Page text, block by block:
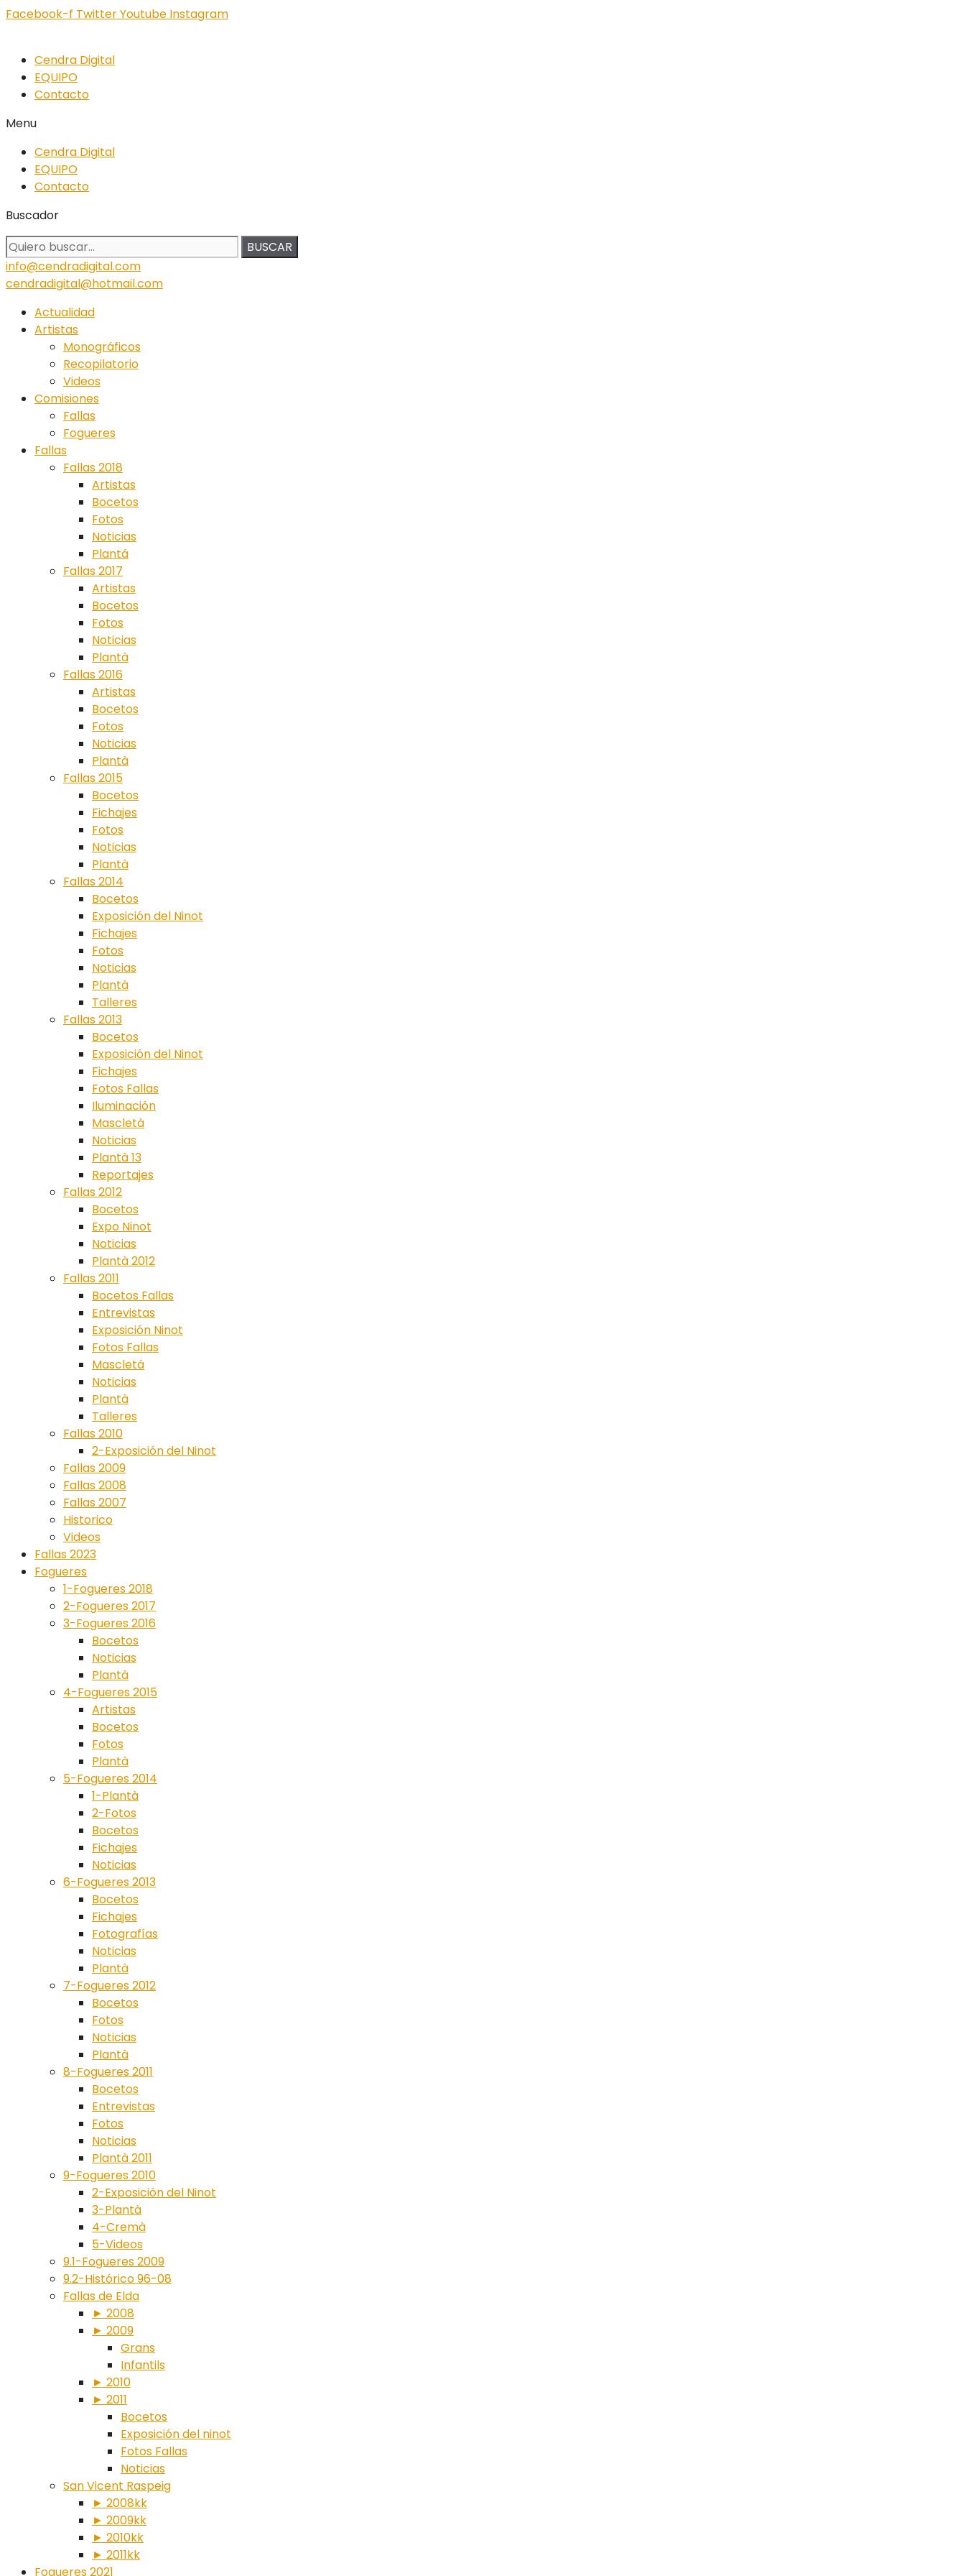
Facebook-f TwitterYoutube Instagram
Cendra Digital
EQUIPO
Contacto
Menu
Cendra Digital
EQUIPO
Contacto
Buscador
BUSCAR
info@cendradigital.com
cendradigital@hotmail.com
Actualidad
Artistas
Monográficos
Recopilatorio
Videos
Comisiones
Fallas
Fogueres
Fallas
Fallas 2018
Artistas
Bocetos
Fotos
Noticias
Plantá
Fallas 2017
Artistas
Bocetos
Fotos
Noticias
Plantà
Fallas 2016
Artistas
Bocetos
Fotos
Noticias
Plantà
Fallas 2015
Bocetos
Fichajes
Fotos
Noticias
Plantà
Fallas 2014
Bocetos
Exposición del Ninot
Fichajes
Fotos
Noticias
Plantà
Talleres
Fallas 2013
Bocetos
Exposición del Ninot
Fichajes
Fotos Fallas
Iluminación
Mascletà
Noticias
Plantà 13
Reportajes
Fallas 2012
Bocetos
Expo Ninot
Noticias
Plantà 2012
Fallas 2011
Bocetos Fallas
Entrevistas
Exposición Ninot
Fotos Fallas
Mascletá
Noticias
Plantà
Talleres
Fallas 2010
2-Exposición del Ninot
Fallas 2009
Fallas 2008
Fallas 2007
Historico
Videos
Fallas 2023
Fogueres
1-Fogueres 2018
2-Fogueres 2017
3-Fogueres 2016
Bocetos
Noticias
Plantà
4-Fogueres 2015
Artistas
Bocetos
Fotos
Plantà
5-Fogueres 2014
1-Plantà
2-Fotos
Bocetos
Fichajes
Noticias
6-Fogueres 2013
Bocetos
Fichajes
Fotografías
Noticias
Plantà
7-Fogueres 2012
Bocetos
Fotos
Noticias
Plantà
8-Fogueres 2011
Bocetos
Entrevistas
Fotos
Noticias
Plantà 2011
9-Fogueres 2010
2-Exposición del Ninot
3-Plantà
4-Cremà
5-Videos
9.1-Fogueres 2009
9.2-Histórico 96-08
Fallas de Elda
► 2008
► 2009
Grans
Infantils
► 2010
► 2011
Bocetos
Exposición del ninot
Fotos Fallas
Noticias
San Vicent Raspeig
► 2008kk
► 2009kk
► 2010kk
► 2011kk
Fogueres 2021